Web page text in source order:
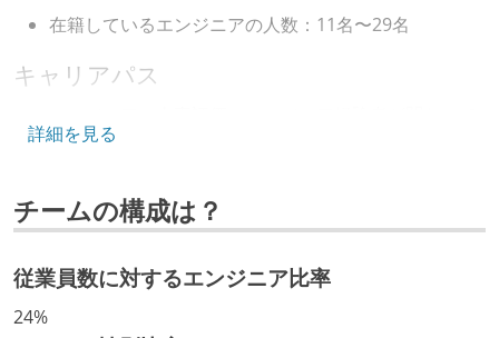
在籍しているエンジニアの人数：11名〜29名
キャリアパス
いる
など、キャリア形成を目的とした職域を超えての積極
的な異動が推奨され、実施されている
マネージャーやCTOと高頻度（月1程度）でキャリアに
詳細を見る
チームの構成は？
従業員数に対するエンジニア比率
24%